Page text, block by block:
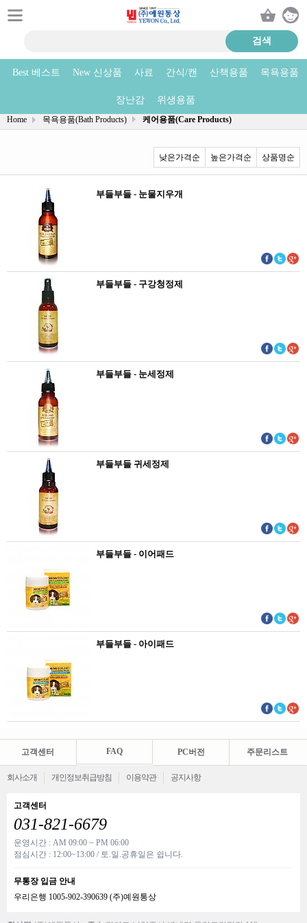
Best 베스트 New 신상품 사료 간식/캔 산책용품 목욕용품
장난감 위생용품
케어용품(Care Products) 상품리스트
Home 목욕용품(Bath Products) 케어용품(Care Products)
낮은가격순 높은가격순 상품명순
부들부들 - 눈물지우개
부들부들 - 구강청정제
부들부들 - 눈세정제
부들부들 귀세정제
부들부들 - 이어패드
부들부들 - 아이패드
고객센터 FAQ PC버전 주문리스트
회사소개 개인정보취급방침 이용약관 공지사항
고객센터
031-821-6679
운영시간 : AM 09:00 ~ PM 06:00
점심시간 : 12:00~13:00 / 토.일.공휴일은 쉽니다.
무통장 입금 안내
우리은행 1005-902-390639 (주)예원통상